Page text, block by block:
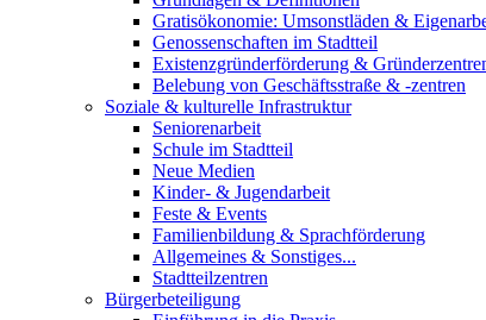
Gratisökonomie: Umsonstläden &
Genossenschaften im Stadtteil
Existenzgründerförderung &
Belebung von Geschäftsstraße & -zentren
Soziale & kulturelle Infrastruktur
Seniorenarbeit
Schule im Stadtteil
Neue Medien
Kinder- & Jugendarbeit
Feste & Events
Familienbildung & Sprachförderung
Allgemeines & Sonstiges...
Stadtteilzentren
Bürgerbeteiligung